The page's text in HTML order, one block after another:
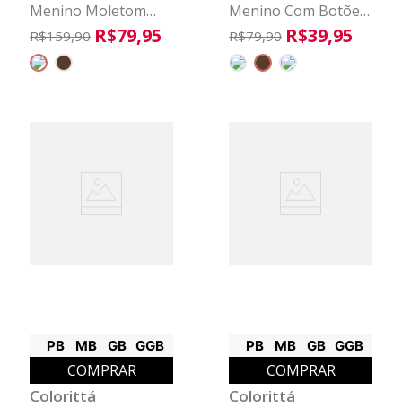
Menino Moletom
Ponto Roma
Colorittá Cinza
R$159,90 R$79,95
Menino Com Botões
Colorittá Marrom
R$79,90 R$39,95
PB MB GB GGB
COMPRAR
Colorittá
PB MB GB GGB
COMPRAR
Colorittá